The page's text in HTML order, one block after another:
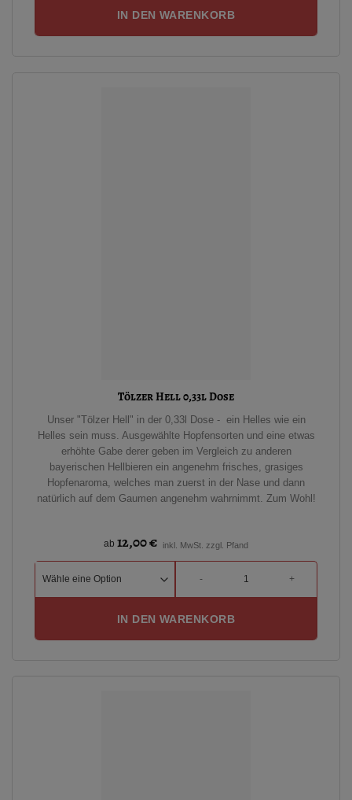
IN DEN WARENKORB
Tölzer Hell 0,33l Dose
Unser "Tölzer Hell" in der 0,33l Dose - ein Helles wie ein
Helles sein muss. Ausgewählte Hopfensorten und eine etwas
erhöhte Gabe derer geben im Vergleich zu anderen
bayerischen Hellbieren ein angenehm frisches, grasiges
Hopfenaroma, welches man zuerst in der Nase und dann
natürlich auf dem Gaumen angenehm wahrnimmt. Zum Wohl!
ab 12,00€ inkl. MwSt. zzgl. Pfand
IN DEN WARENKORB